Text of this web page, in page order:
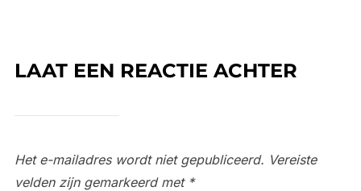
LAAT EEN REACTIE ACHTER
Het e-mailadres wordt niet gepubliceerd. Vereiste
velden zijn gemarkeerd met *